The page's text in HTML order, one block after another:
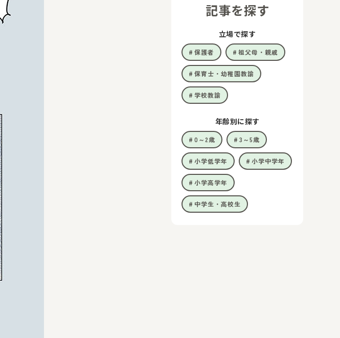
記事を探す
立場で探す
保護者 祖父母・親戚
保育士・幼稚園教諭
学校教諭
年齢別に探す
0～2歳 3～5歳
小学低学年 小学中学年
小学高学年
中学生・高校生